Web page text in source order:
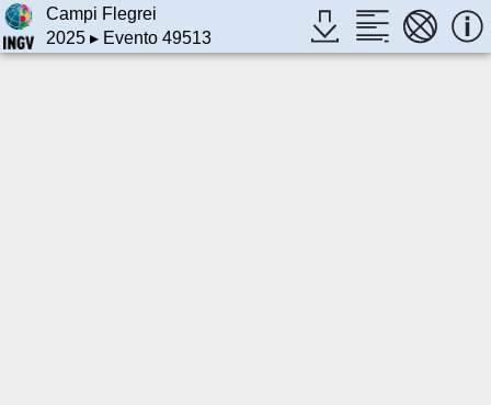
Campi Flegrei
2025▸ Evento 49513